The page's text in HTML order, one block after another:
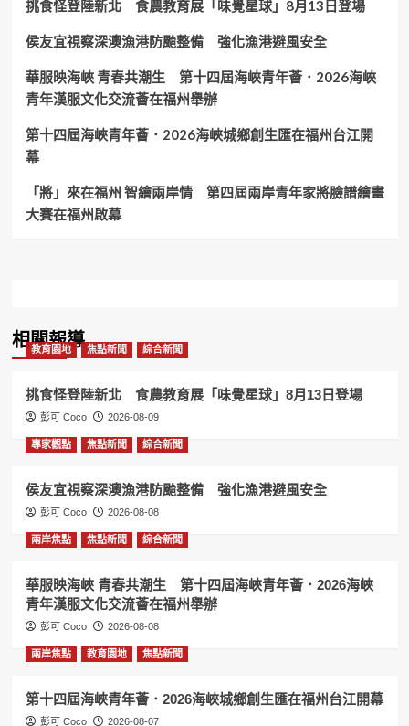
挑食怪登陸新北 食農教育展「味覺星球」8月13日登場
侯友宜視察深澳漁港防颱整備 強化漁港避風安全
華服映海峽 青春共潮生 第十四屆海峽青年薈．2026海峽
青年漢服文化交流薈在福州舉辦
第十四屆海峽青年薈．2026海峽城鄉創生匯在福州台江開
幕
「將」來在福州 智繪兩岸情 第四屆兩岸青年家將臉譜繪畫
大賽在福州啟幕
相關報導
教育園地 焦點新聞 綜合新聞
挑食怪登陸新北 食農教育展「味覺星球」8月13日登場
彭可 Coco 2026-08-09
專家觀點 焦點新聞 綜合新聞
侯友宜視察深澳漁港防颱整備 強化漁港避風安全
彭可 Coco 2026-08-08
兩岸焦點 焦點新聞 綜合新聞
華服映海峽 青春共潮生 第十四屆海峽青年薈．2026海峽
青年漢服文化交流薈在福州舉辦
彭可 Coco 2026-08-08
兩岸焦點 教育園地 焦點新聞
第十四屆海峽青年薈．2026海峽城鄉創生匯在福州台江開幕
彭可 Coco 2026-08-07